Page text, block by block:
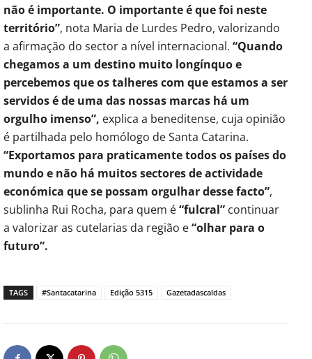
não é importante. O importante é que foi neste
território”, nota Maria de Lurdes Pedro, valorizando
a afirmação do sector a nível internacional. “Quando
chegamos a um destino muito longínquo e
percebemos que os talheres com que estamos a ser
servidos é de uma das nossas marcas há um
orgulho imenso”, explica a beneditense, cuja opinião
é partilhada pelo homólogo de Santa Catarina.
“Exportamos para praticamente todos os países do
mundo e não há muitos sectores de actividade
económica que se possam orgulhar desse facto”,
sublinha Rui Rocha, para quem é“fulcral” continuar
a valorizar as cutelarias da região e“olhar para o
futuro”.
TAGS #Santacatarina Edição 5315 Gazetadascaldas